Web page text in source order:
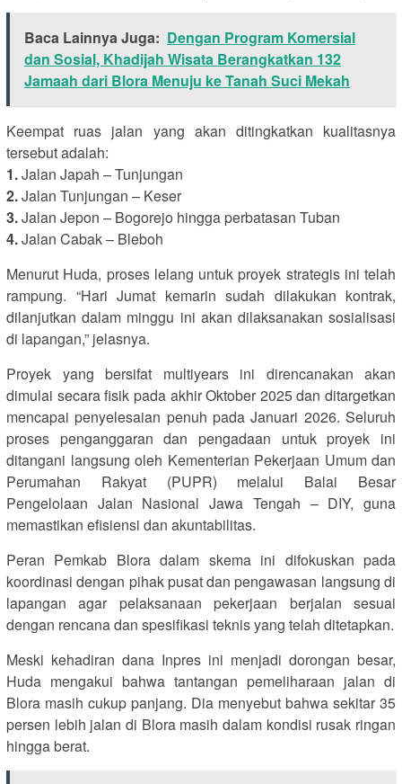
Baca Lainnya Juga: Dengan Program Komersial
dan Sosial, Khadijah Wisata Berangkatkan 132
Jamaah dari Blora Menuju ke Tanah Suci Mekah
Keempat ruas jalan yang akan ditingkatkan kualitasnya
tersebut adalah:
1.Jalan Japah – Tunjungan
2.Jalan Tunjungan – Keser
3.Jalan Jepon – Bogorejo hingga perbatasan Tuban
4.Jalan Cabak – Bleboh
Menurut Huda, proses lelang untuk proyek strategis ini telah
rampung. “Hari Jumat kemarin sudah dilakukan kontrak,
dilanjutkan dalam minggu ini akan dilaksanakan sosialisasi
di lapangan,” jelasnya.
Proyek yang bersifat multiyears ini direncanakan akan
dimulai secara fisik pada akhir Oktober 2025 dan ditargetkan
mencapai penyelesaian penuh pada Januari 2026. Seluruh
proses penganggaran dan pengadaan untuk proyek ini
ditangani langsung oleh Kementerian Pekerjaan Umum dan
Perumahan Rakyat (PUPR) melalui Balai Besar
Pengelolaan Jalan Nasional Jawa Tengah – DIY, guna
memastikan efisiensi dan akuntabilitas.
Peran Pemkab Blora dalam skema ini difokuskan pada
koordinasi dengan pihak pusat dan pengawasan langsung di
lapangan agar pelaksanaan pekerjaan berjalan sesuai
dengan rencana dan spesifikasi teknis yang telah ditetapkan.
Meski kehadiran dana Inpres ini menjadi dorongan besar,
Huda mengakui bahwa tantangan pemeliharaan jalan di
Blora masih cukup panjang. Dia menyebut bahwa sekitar 35
persen lebih jalan di Blora masih dalam kondisi rusak ringan
hingga berat.